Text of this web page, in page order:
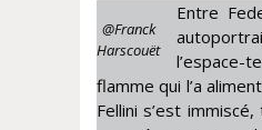
@Franck
Harscouët
Entre
l’espace-
flamme qui l’a
Fellini s’est